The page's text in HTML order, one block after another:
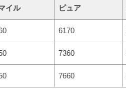
イル ピュア
6170
7360
7660